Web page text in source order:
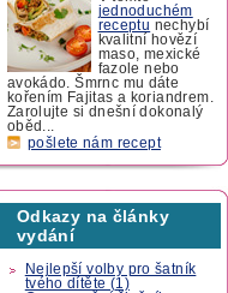
jednoduchém
receptu nechybí
kvalitní hovězí
maso, mexické
fazole nebo
avokádo. Šmrnc mu dáte
kořením Fajitas a koriandrem.
Zarolujte si dnešní dokonalý
oběd...
pošlete nám recept
Odkazy na články
vydání
Nejlepší volby pro šatník
tvého dítěte (1)